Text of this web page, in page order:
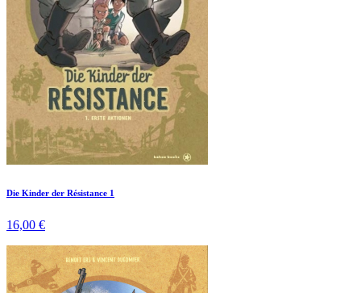
Die Kinder der Résistance 1
16,00 €